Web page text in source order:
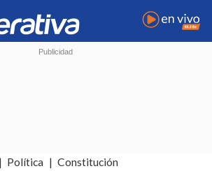
Política Constitución